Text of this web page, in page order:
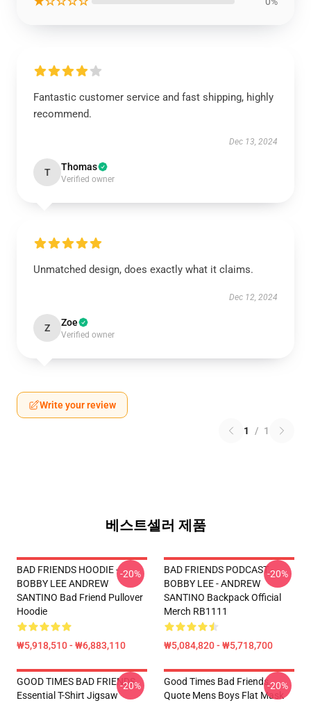
Fantastic customer service and fast shipping, highly
recommend.
Dec 13, 2024
T Thomas
Verified owner
Unmatched design, does exactly what it claims.
Dec 12, 2024
Z Zoe
Verified owner
Write your review
1 / 1
베스트셀러 제품
BAD FRIENDS HOODIE -
BOBBY LEE ANDREW
SANTINO Bad Friend Pullover
Hoodie
₩5,918,510 - ₩6,883,110
-20%
BAD FRIENDS PODCAST -
BOBBY LEE - ANDREW
SANTINO Backpack Official
Merch RB1111
₩5,084,820 - ₩5,718,700
-20%
GOOD TIMES BAD FRIENDS
Essential T-Shirt Jigsaw
-20%
Good Times Bad Friends
Quote Mens Boys Flat Mask
-20%